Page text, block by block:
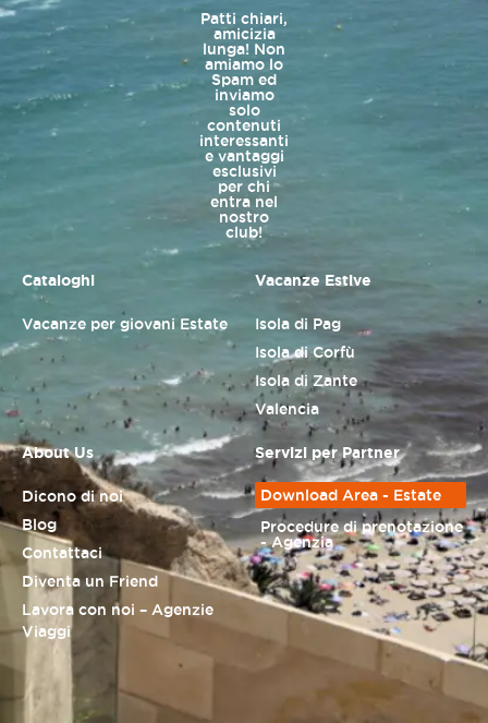
Patti chiari,
amicizia
lunga! Non
amiamo lo
Spam ed
inviamo
solo
contenuti
interessanti
e vantaggi
esclusivi
per chi
entra nel
nostro
club!
Cataloghi
Vacanze per giovani Estate
Vacanze Estive
Isola di Pag
Isola di Corfù
Isola di Zante
Valencia
About Us
Dicono di noi
Blog
Contattaci
Diventa un Friend
Lavora con noi – Agenzie
Viaggi
Servizi per Partner
Download Area - Estate
Procedure di prenotazione
- Agenzia